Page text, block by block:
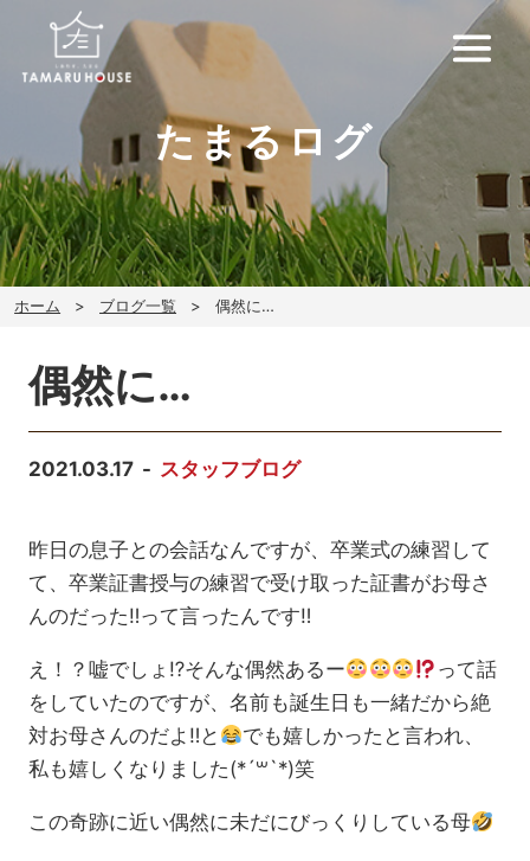
たまるログ
ホーム ブログ一覧 偶然に…
偶然に…
2021.03.17 スタッフブログ
昨日の息子との会話なんですが、卒業式の練習して
て、卒業証書授与の練習で受け取った証書がお母さ
んのだった‼︎って言ったんです‼︎
え！？嘘でしょ⁉︎そんな偶然あるー
って話
をしていたのですが、名前も誕生日も一緒だから絶
対お母さんのだよ‼︎と
でも嬉しかったと言われ、
私も嬉しくなりました(*´꒳`*)笑
この奇跡に近い偶然に未だにびっくりしている母